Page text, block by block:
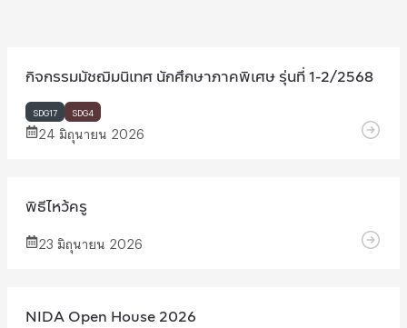
กิจกรรมมัชฌิมนิเทศ นักศึกษาภาคพิเศษ รุ่นที่ 1-2/2568
SDG17 SDG4
24 มิถุนายน 2026
พิธีไหว้ครู
23 มิถุนายน 2026
NIDA Open House 2026